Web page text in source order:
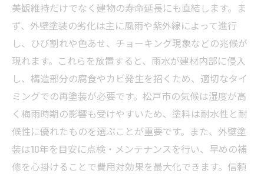
美観維持だけでなく建物の寿命延長にも直結します。ま
ず、外壁塗装の劣化は主に風雨や紫外線によって進行
し、ひび割れや色あせ、チョーキング現象などの兆候が
現れます。これらを放置すると、雨水が建材内部に侵入
し、構造部分の腐食やカビ発生を招くため、適切なタイ
ミングでの再塗装が必要です。松戸市の気候は湿度が高
く梅雨時期の影響も受けやすいため、塗料は耐水性と耐
候性に優れたものを選ぶことが重要です。また、外壁塗
装は10年を目安に点検・メンテナンスを行い、早めの補
修を心掛けることで費用対効果を最大化できます。信頼